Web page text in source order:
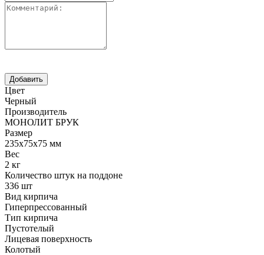
Цвет
Черный
Производитель
МОНОЛИТ БРУК
Размер
235х75х75 мм
Вес
2 кг
Количество штук на поддоне
336 шт
Вид кирпича
Гиперпрессованный
Тип кирпича
Пустотелый
Лицевая поверхность
Колотый